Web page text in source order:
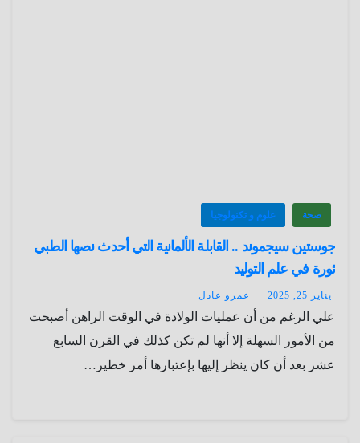
صحة علوم و تكنولوجيا
جوستين سيجموند .. القابلة الألمانية التي أحدث نصها الطبي
ثورة في علم التوليد
يناير 25, 2025 عمرو عادل
علي الرغم من أن عمليات الولادة في الوقت الراهن أصبحت
من الأمور السهلة إلا أنها لم تكن كذلك في القرن السابع
عشر بعد أن كان ينظر إليها بإعتبارها أمر خطير…